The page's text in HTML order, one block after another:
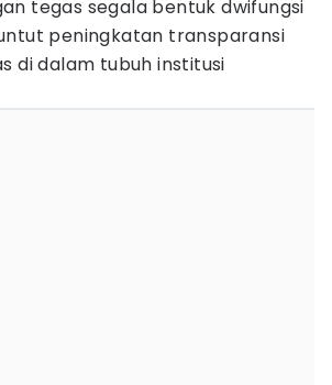
tegas segala bentuk dwifungsi
peningkatan transparansi
di dalam tubuh institusi